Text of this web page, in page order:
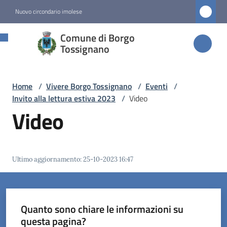
Nuovo circondario imolese
Comune di Borgo
Tossignano
Comune di
Borgo
Servizi
Vivere
Borgo
Tossignano
Home / Vivere Borgo Tossignano / Eventi /
Invito alla lettura estiva 2023 / Video
Video
Ultimo aggiornamento:25-10-2023 16:47
Quanto sono chiare le informazioni su
questa pagina?